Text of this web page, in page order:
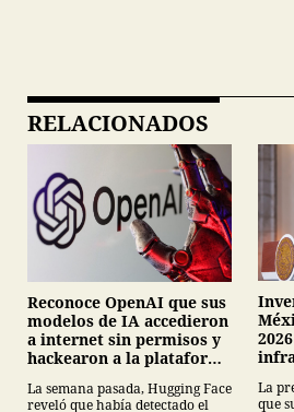
RELACIONADOS
Reconoce OpenAI que sus
modelos de IA accedieron
a internet sin permisos y
hackearon a la plataforma
La semana pasada, Hugging Face
reveló que había detectado el
La
que